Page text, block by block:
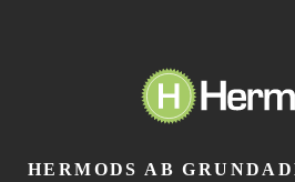
HERMODS AB